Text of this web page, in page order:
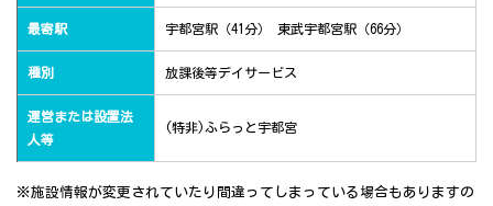
最寄駅 宇都宮駅（41分） 東武宇都宮駅（66分）
種別 放課後等デイサービス
運営または設置法
人等
(特非)ふらっと宇都宮
※施設情報が変更されていたり間違ってしまっている場合もありますの